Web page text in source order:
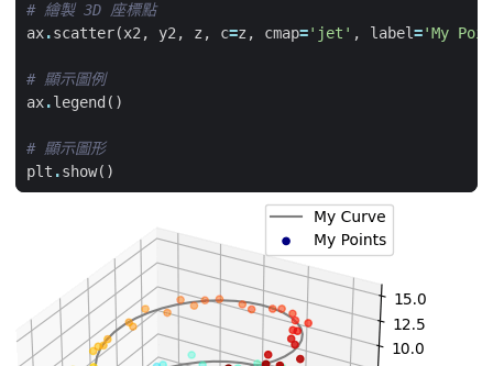
# 繪製 3D 座標點
ax.scatter(x2, y2, z , c=z , cmap='jet' , label='My
# 顯示圖例
ax.legend ()
# 顯示圖形
plt .show()